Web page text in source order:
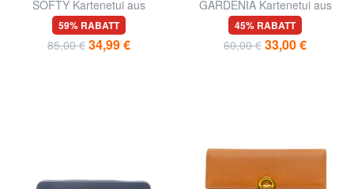
SOFTY Kartenetui aus
gehämmertem Leder
59% RABATT
85,00 € 34,99 €
GARDENIA Kartenetui aus
Leder mit Andromeda-Print
45% RABATT
60,00 € 33,00 €